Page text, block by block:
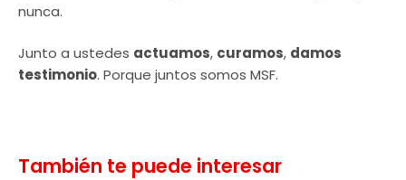
nunca.
Junto a ustedes actuamos, curamos, damos
testimonio. Porque juntos somos MSF.
También te puede interesar